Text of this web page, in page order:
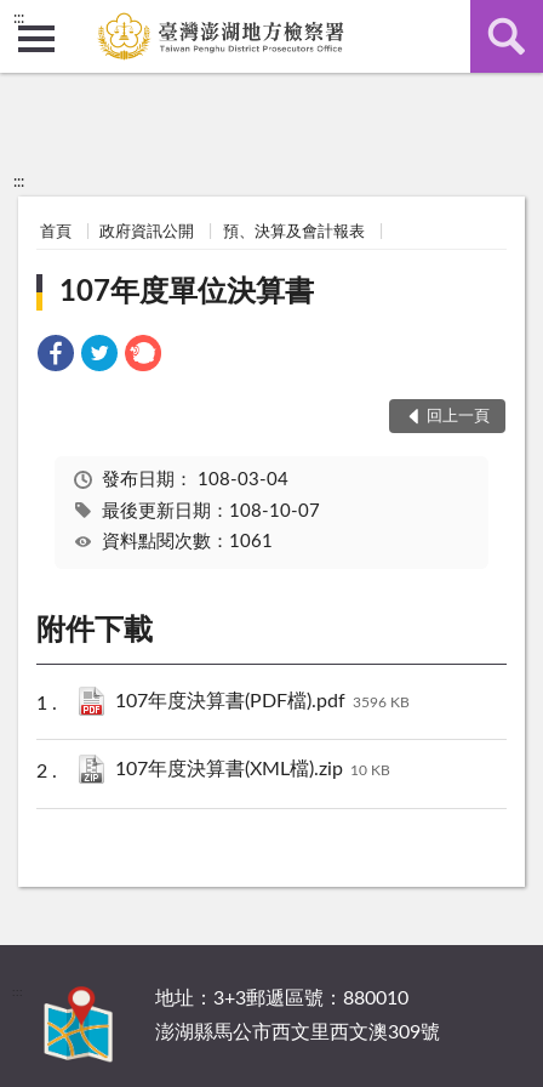
:::
:::
首頁 政府資訊公開 預、決算及會計報表
107年度單位決算書
回上一頁
發布日期： 108-03-04
最後更新日期：108-10-07
資料點閱次數：1061
附件下載
107年度決算書(PDF檔).pdf 3596 KB
107年度決算書(XML檔).zip 10 KB
地址：3+3郵遞區號：880010
澎湖縣馬公市西文里西文澳309號